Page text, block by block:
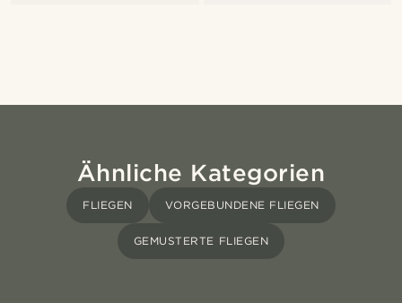
Ähnliche Kategorien
FLIEGEN VORGEBUNDENE FLIEGEN
GEMUSTERTE FLIEGEN